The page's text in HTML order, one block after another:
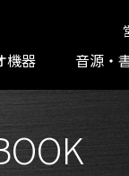
機器 音源・